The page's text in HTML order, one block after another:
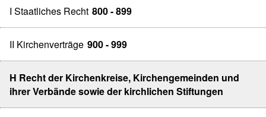
I Staatliches Recht 800 - 899
II Kirchenverträge 900 - 999
H Recht der Kirchenkreise, Kirchengemeinden und
ihrer Verbände sowie der kirchlichen Stiftungen